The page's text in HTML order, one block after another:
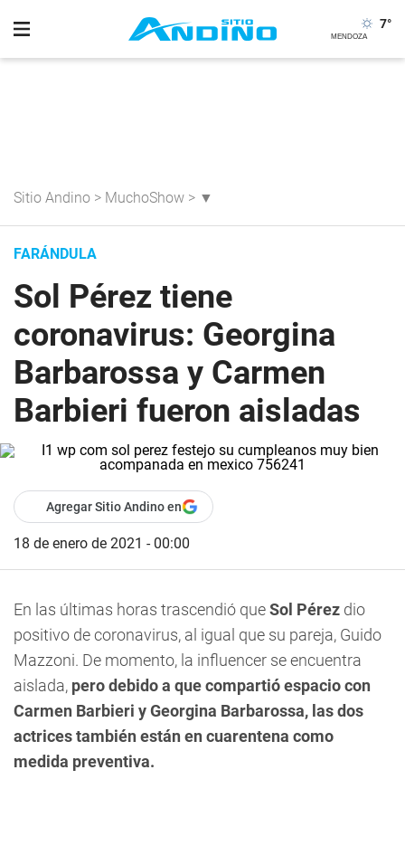
7°
Sitio Andino > MuchoShow > ▼
FARÁNDULA
Sol Pérez tiene
coronavirus: Georgina
Barbarossa y Carmen
Barbieri fueron aisladas
Agregar Sitio Andino en
18 de enero de 2021 - 00:00
En las últimas horas trascendió queSol Pérez dio
positivo de coronavirus, al igual que su pareja, Guido
Mazzoni. De momento, la influencer se encuentra
aislada, pero debido a que compartió espacio con
Carmen Barbieri y Georgina Barbarossa, las dos
actrices también están en cuarentena como
medida preventiva.